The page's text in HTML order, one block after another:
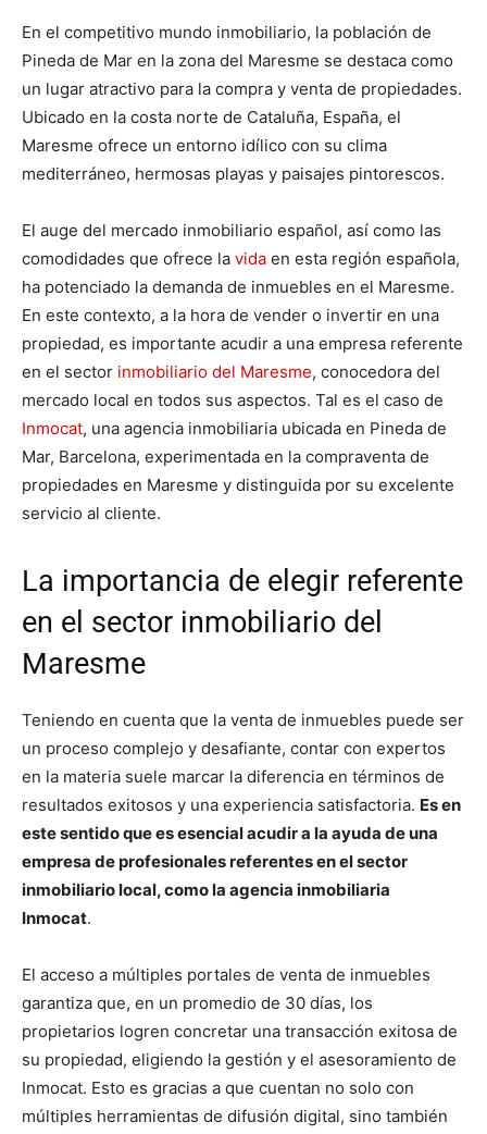
En el competitivo mundo inmobiliario, la población de
Pineda de Mar en la zona del Maresme se destaca como
un lugar atractivo para la compra y venta de propiedades.
Ubicado en la costa norte de Cataluña, España, el
Maresme ofrece un entorno idílico con su clima
mediterráneo, hermosas playas y paisajes pintorescos.
El auge del mercado inmobiliario español, así como las
comodidades que ofrece la vida en esta región española,
ha potenciado la demanda de inmuebles en el Maresme.
En este contexto, a la hora de vender o invertir en una
propiedad, es importante acudir a una empresa referente
en el sector inmobiliario del Maresme, conocedora del
mercado local en todos sus aspectos. Tal es el caso de
Inmocat, una agencia inmobiliaria ubicada en Pineda de
Mar, Barcelona, experimentada en la compraventa de
propiedades en Maresme y distinguida por su excelente
servicio al cliente.
La importancia de elegir referente
en el sector inmobiliario del
Maresme
Teniendo en cuenta que la venta de inmuebles puede ser
un proceso complejo y desafiante, contar con expertos
en la materia suele marcar la diferencia en términos de
resultados exitosos y una experiencia satisfactoria. Es en
este sentido que es esencial acudir a la ayuda de una
empresa de profesionales referentes en el sector
inmobiliario local, como la agencia inmobiliaria
Inmocat.
El acceso a múltiples portales de venta de inmuebles
garantiza que, en un promedio de 30 días, los
propietarios logren concretar una transacción exitosa de
su propiedad, eligiendo la gestión y el asesoramiento de
Inmocat. Esto es gracias a que cuentan no solo con
múltiples herramientas de difusión digital, sino también